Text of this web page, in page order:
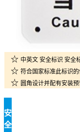
☆ 中英文 安全标识 安全
☆ 符合国家标准此标识
☆ 圆角设计并配有安装预
安
全